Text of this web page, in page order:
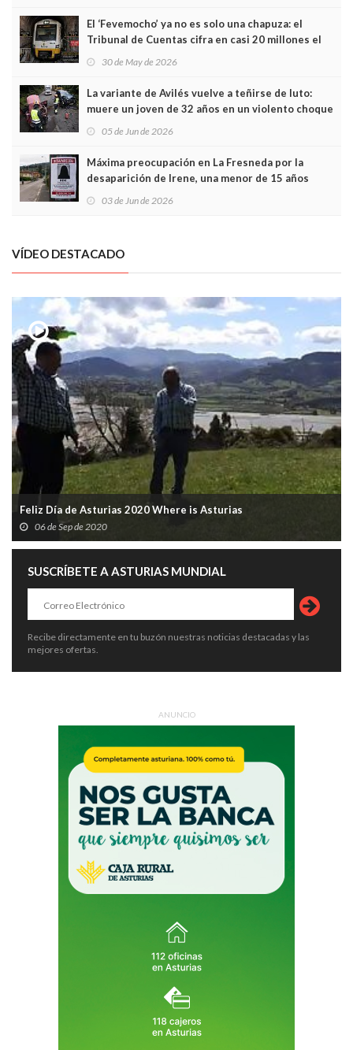
El ‘Fevemocho’ ya no es solo una chapuza: el
Tribunal de Cuentas cifra en casi 20 millones el
sobrecoste de los trenes que no cabían por los
30 de May de 2026
La variante de Avilés vuelve a teñirse de luto:
muere un joven de 32 años en un violento choque
frontal
05 de Jun de 2026
Máxima preocupación en La Fresneda por la
desaparición de Irene, una menor de 15 años
03 de Jun de 2026
VÍDEO DESTACADO
Feliz Día de Asturias 2020 Where is Asturias
06 de Sep de 2020
SUSCRÍBETE A ASTURIAS MUNDIAL
Recibe directamente en tu buzón nuestras noticias destacadas y las
mejores ofertas.
ANUNCIO